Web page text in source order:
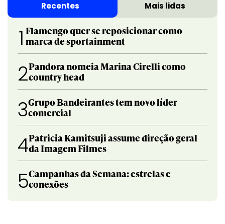
Recentes Mais lidas
1 Flamengo quer se reposicionar como
marca de sportainment
2Pandora nomeia Marina Cirelli como
country head
3Grupo Bandeirantes tem novo líder
comercial
4Patricia Kamitsuji assume direção geral
da Imagem Filmes
5Campanhas da Semana: estrelas e
conexões